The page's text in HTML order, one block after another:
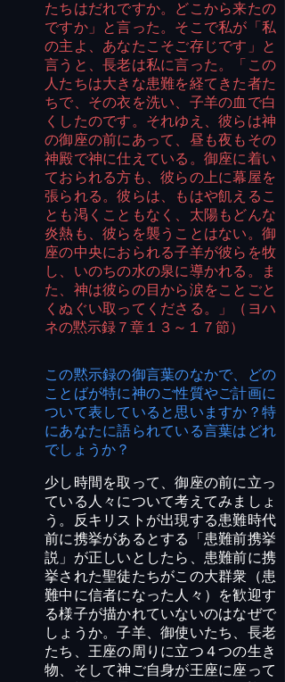
たちはだれですか。どこから来たの
ですか」と言った。そこで私が「私
の主よ、あなたこそご存じです」と
言うと、長老は私に言った。「この
人たちは大きな患難を経てきた者た
ちで、その衣を洗い、子羊の血で白
くしたのです。それゆえ、彼らは神
の御座の前にあって、昼も夜もその
神殿で神に仕えている。御座に着い
ておられる方も、彼らの上に幕屋を
張られる。彼らは、もはや飢えるこ
とも渇くこともなく、太陽もどんな
炎熱も、彼らを襲うことはない。御
座の中央におられる子羊が彼らを牧
し、いのちの水の泉に導かれる。ま
た、神は彼らの目から涙をことごと
くぬぐい取ってくださる。」（ヨハ
ネの黙示録７章１３～１７節）
この黙示録の御言葉のなかで、どの
ことばが特に神のご性質やご計画に
ついて表していると思いますか？特
にあなたに語られている言葉はどれ
でしょうか？
少し時間を取って、御座の前に立っ
ている人々について考えてみましょ
う。反キリストが出現する患難時代
前に携挙があるとする「患難前携挙
説」が正しいとしたら、患難前に携
挙された聖徒たちがこの大群衆（患
難中に信者になった人々）を歓迎す
る様子が描かれていないのはなぜで
しょうか。子羊、御使いたち、長老
たち、王座の周りに立つ４つの生き
物、そして神ご自身が王座に座って